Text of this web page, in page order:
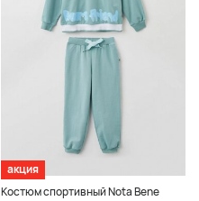
акция
Костюм спортивный Nota Bene